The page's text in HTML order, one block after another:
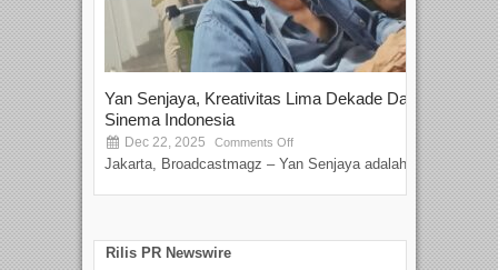
Yan Senjaya, Kreativitas Lima Dekade Dalam
Sinema Indonesia
Dec 22, 2025 Comments Off
Jakarta, Broadcastmagz – Yan Senjaya adalah...
Rilis PR Newswire